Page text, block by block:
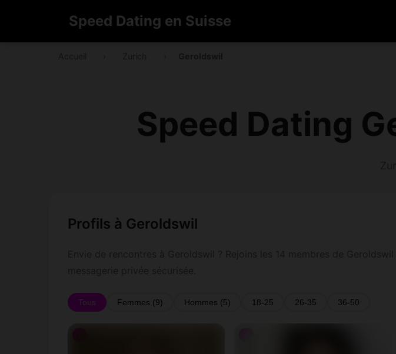
Speed Dating en Suisse
Speed Dating
Profils à Geroldswil
Tous Femmes (9) Hommes (5) 18-25 26-35 36-50